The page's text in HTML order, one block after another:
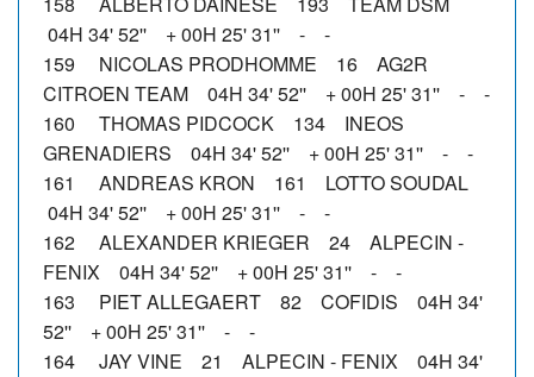
04H 34' 52'' + 00H 25' 31'' - -
159 NICOLAS PRODHOMME 16 AG2R
CITROEN TEAM 04H 34' 52'' + 00H 25' 31'' - -
160 THOMAS PIDCOCK 134 INEOS
GRENADIERS 04H 34' 52'' + 00H 25' 31'' - -
161 ANDREAS KRON 161 LOTTO SOUDAL
04H 34' 52'' + 00H 25' 31'' - -
162 ALEXANDER KRIEGER 24 ALPECIN -
FENIX 04H 34' 52'' + 00H 25' 31'' - -
163 PIET ALLEGAERT 82 COFIDIS 04H 34'
52'' + 00H 25' 31'' - -
164 JAY VINE 21 ALPECIN - FENIX 04H 34'